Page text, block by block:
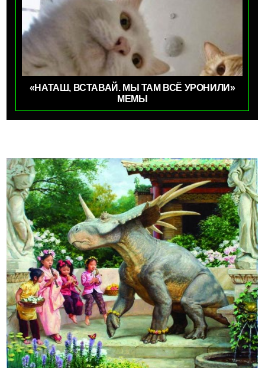
«НАТАШ, ВСТАВАЙ. МЫ ТАМ ВСЁ УРОНИЛИ»
МЕМЫ